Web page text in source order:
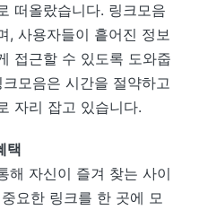
떠올랐습니다. 링크모음
, 사용자들이 흩어진 정보
접근할 수 있도록 도와줍
모음은 시간을 절약하고
자리 잡고 있습니다.
택
해 자신이 즐겨 찾는 사이
요한 링크를 한 곳에 모